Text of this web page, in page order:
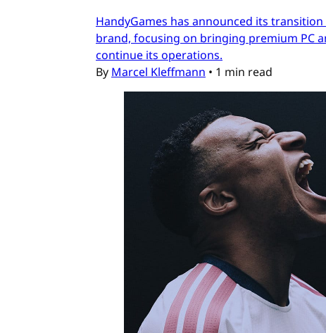
HandyGames has announced its
brand, focusing on bringing premium PC
continue its operations.
By Marcel Kleffmann • 1 min read